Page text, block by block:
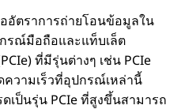
อัตราการถ่ายโอนข้อมูลใน
รณ์มือถือและแท็บเล็ต
ที่มีรุ่นต่างๆ เช่น PCIe
ความเร็วที่อุปกรณ์เหล่านี้
เป็นรุ่น PCIe ที่สูงขึ้นสามารถ